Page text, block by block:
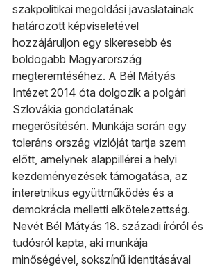
szakpolitikai megoldási javaslatainak
határozott képviseletével
hozzájáruljon egy sikeresebb és
boldogabb Magyarország
megteremtéséhez. A Bél Mátyás
Intézet 2014 óta dolgozik a polgári
Szlovákia gondolatának
megerősítésén. Munkája során egy
toleráns ország vízióját tartja szem
előtt, amelynek alappillérei a helyi
kezdeményezések támogatása, az
interetnikus együttműködés és a
demokrácia melletti elkötelezettség.
Nevét Bél Mátyás 18. századi íróról és
tudósról kapta, aki munkája
minőségével, sokszínű identitásával